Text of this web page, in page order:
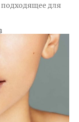
для